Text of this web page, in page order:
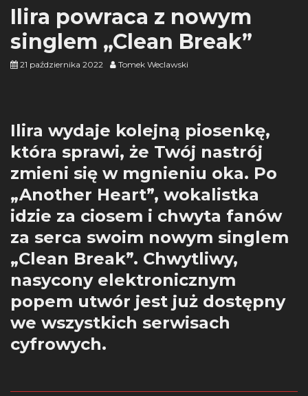
Ilira powraca z nowym
singlem „Clean Break”
21 października 2022 Tomek Weclawski
Ilira wydaje kolejną piosenkę,
która sprawi, że Twój nastrój
zmieni się w mgnieniu oka. Po
„Another Heart”, wokalistka
idzie za ciosem i chwyta fanów
za serca swoim nowym singlem
„Clean Break”. Chwytliwy,
nasycony elektronicznym
popem utwór jest już dostępny
we wszystkich serwisach
cyfrowych.